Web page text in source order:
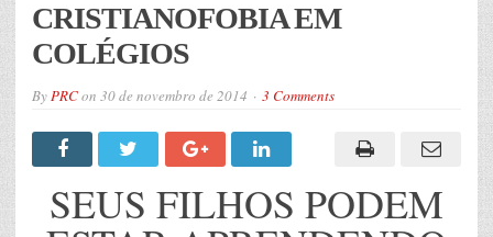
CRISTIANOFOBIA EM
COLÉGIOS
ByPRCon 30 de novembro de 2014 3 Comments
SEUS FILHOS PODEM